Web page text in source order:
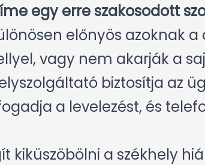
egy erre szakosodott
előnyös azoknak
vagy nem akarják a
biztosítja az
a levelezést, és
kiküszöbölni a székhely